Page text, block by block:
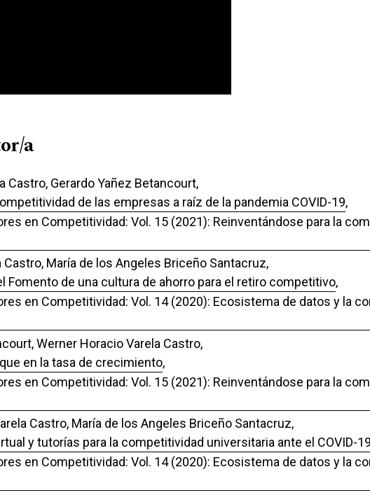
a
Castro, Gerardo Yañez Betancourt,
de las empresas a raíz de la pandemia COVID-19,
en Competitividad: Vol. 15 (2021): Reinventándose para la
María de los Angeles Briceño Santacruz,
Fomento de una cultura de ahorro para el retiro competitivo,
en Competitividad: Vol. 14 (2020): Ecosistema de datos y la
Werner Horacio Varela Castro,
en la tasa de crecimiento,
en Competitividad: Vol. 15 (2021): Reinventándose para la
Castro, María de los Angeles Briceño Santacruz,
y tutorías para la competitividad universitaria ante el COVID-
en Competitividad: Vol. 14 (2020): Ecosistema de datos y la